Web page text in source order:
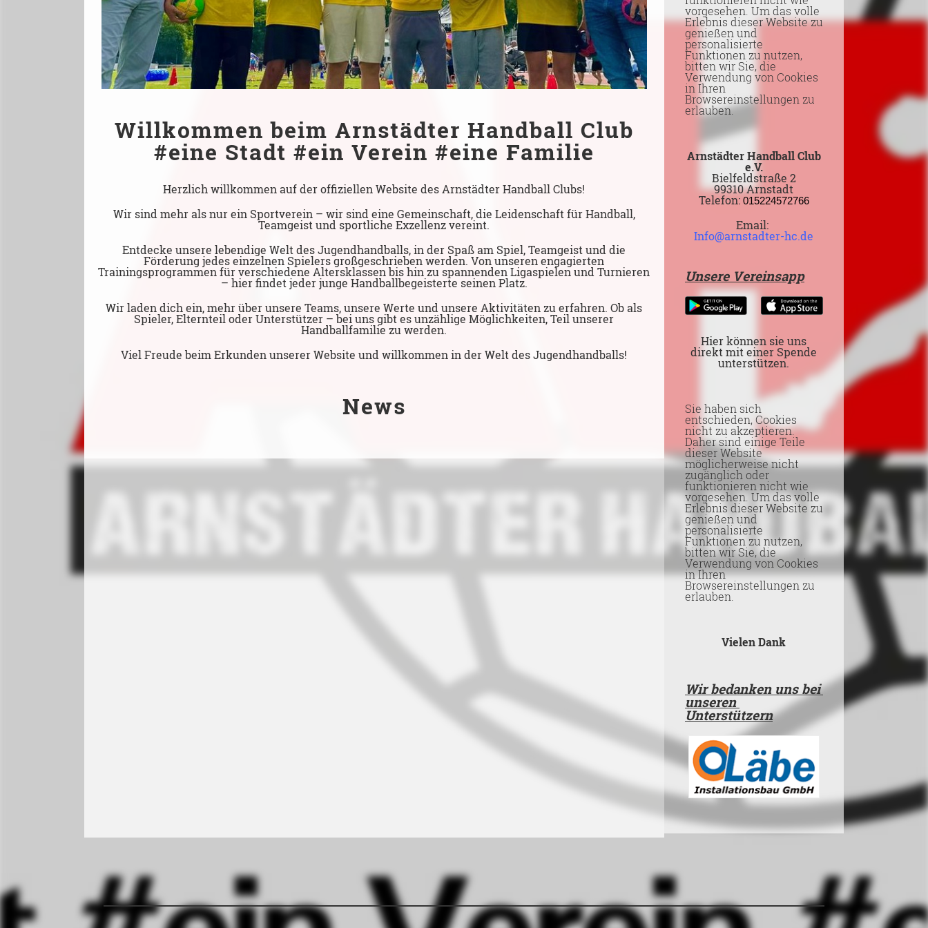
Willkommen beim Arnstädter Handball Club
#eine Stadt #ein Verein #eine Familie
Herzlich willkommen auf der offiziellen Website des Arnstädter Handball Clubs!
Wir sind mehr als nur ein Sportverein – wir sind eine Gemeinschaft, die Leidenschaft für Handball,
Teamgeist und sportliche Exzellenz vereint.
Entdecke unsere lebendige Welt des Jugendhandballs, in der Spaß am Spiel, Teamgeist und die
Förderung jedes einzelnen Spielers großgeschrieben werden. Von unseren engagierten
Trainingsprogrammen für verschiedene Altersklassen bis hin zu spannenden Ligaspielen und Turnieren
– hier findet jeder junge Handballbegeisterte seinen Platz.
Wir laden dich ein, mehr über unsere Teams, unsere Werte und unsere Aktivitäten zu erfahren. Ob als
Spieler, Elternteil oder Unterstützer – bei uns gibt es unzählige Möglichkeiten, Teil unserer
Handballfamilie zu werden.
Viel Freude beim Erkunden unserer Website und willkommen in der Welt des Jugendhandballs!
News
vorgesehen. Um das volle
Erlebnis dieser Website zu
genießen und
personalisierte
Funktionen zu nutzen,
bitten wir Sie, die
Verwendung von Cookies
in Ihren
Browsereinstellungen zu
erlauben.
Arnstädter Handball Club
e.V.
Bielfeldstraße 2
99310 Arnstadt
Telefon: 015224572766
Email:
Info@arnstadter-hc.de
Unsere Vereinsapp
Hier können sie uns
direkt mit einer Spende
unterstützen.
Sie haben sich
entschieden, Cookies
nicht zu akzeptieren.
Daher sind einige Teile
dieser Website
möglicherweise nicht
zugänglich oder
funktionieren nicht wie
vorgesehen. Um das volle
Erlebnis dieser Website zu
genießen und
personalisierte
Funktionen zu nutzen,
bitten wir Sie, die
Verwendung von Cookies
in Ihren
Browsereinstellungen zu
erlauben.
Vielen Dank
Wir bedanken uns bei
unseren
Unterstützern